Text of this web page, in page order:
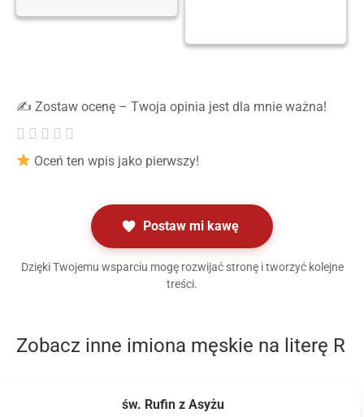
✍️ Zostaw ocenę – Twoja opinia jest dla mnie ważna!
Oceń ten wpis jako pierwszy!
Postaw mi kawę
Dzięki Twojemu wsparciu mogę rozwijać stronę i tworzyć kolejne
treści.
Zobacz inne imiona męskie na literę R
św. Rufin z Asyżu